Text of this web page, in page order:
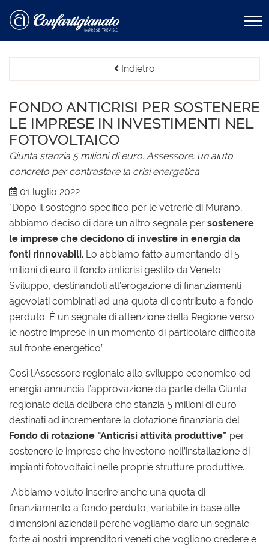
Indietro
FONDO ANTICRISI PER SOSTENERE
LE IMPRESE IN INVESTIMENTI NEL
FOTOVOLTAICO
Giunta stanzia 5 milioni di euro. Assessore: un aiuto
concreto per contrastare la crisi energetica
01 luglio 2022
"Dopo il sostegno specifico per le vetrerie di Murano,
abbiamo deciso di dare un altro segnale per sostenere
le imprese che decidono di investire in energia da
fonti rinnovabili. Lo abbiamo fatto aumentando di 5
milioni di euro il fondo anticrisi gestito da Veneto
Sviluppo, destinandoli all’erogazione di finanziamenti
agevolati combinati ad una quota di contributo a fondo
perduto. È un segnale di attenzione della Regione verso
le nostre imprese in un momento di particolare difficoltà
sul fronte energetico”.
Così l’Assessore regionale allo sviluppo economico ed
energia annuncia l’approvazione da parte della Giunta
regionale della delibera che stanzia 5 milioni di euro
destinati ad incrementare la dotazione finanziaria del
Fondo di rotazione "Anticrisi attività produttive” per
sostenere le imprese che investono nell’installazione di
impianti fotovoltaici nelle proprie strutture produttive.
“Abbiamo voluto inserire anche una quota di
finanziamento a fondo perduto, variabile in base alle
dimensioni aziendali perché vogliamo dare un segnale
forte ai nostri imprenditori veneti che vogliono credere e